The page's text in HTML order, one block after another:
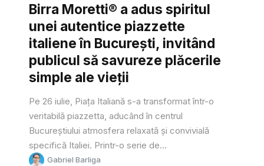
Birra Moretti® a adus spiritul
unei autentice piazzette
italiene în București, invitând
publicul să savureze plăcerile
simple ale vieții
Pe 26 iulie, Piața Italiană s-a transformat într-o
veritabilă piazzetta, aducând în centrul
Bucureștiului atmosfera relaxată și convivială
specifică Italiei. Printr-o serie de...
Gabriel Barliga